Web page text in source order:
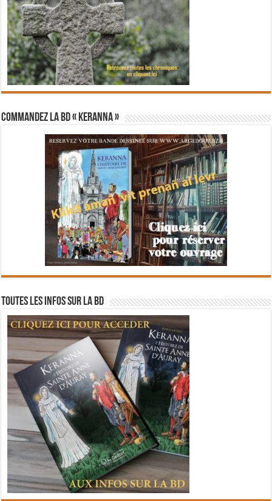
Commandez la BD « Keranna »
Toutes les infos sur la BD